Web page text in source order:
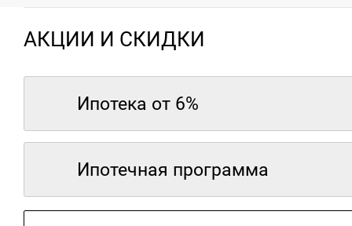
АКЦИИ И СКИДКИ
Ипотека от 6%
Ипотечная программа